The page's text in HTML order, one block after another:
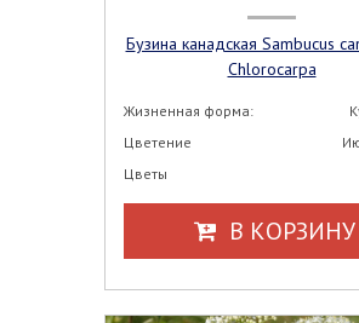
Бузина канадская Sambucus canadensis
Chlorocarpa
Жизненная форма:
Цветение
Цветы
В КОРЗИНУ